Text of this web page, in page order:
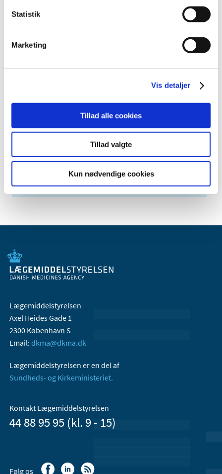
Statistik
Marketing
Vis detaljer
Tillad alle cookies
Tillad valgte
Kun nødvendige cookies
maj (3)
marts (10)
januar (2)
Lægemiddelstyrelsen
Axel Heides Gade 1
2300 København S
Email: dkma@dkma.dk
Lægemiddelstyrelsen er en del af
Sundheds- og Kirkeministeriet.
Kontakt Lægemiddelstyrelsen
44 88 95 95 (kl. 9 - 15)
Følg os